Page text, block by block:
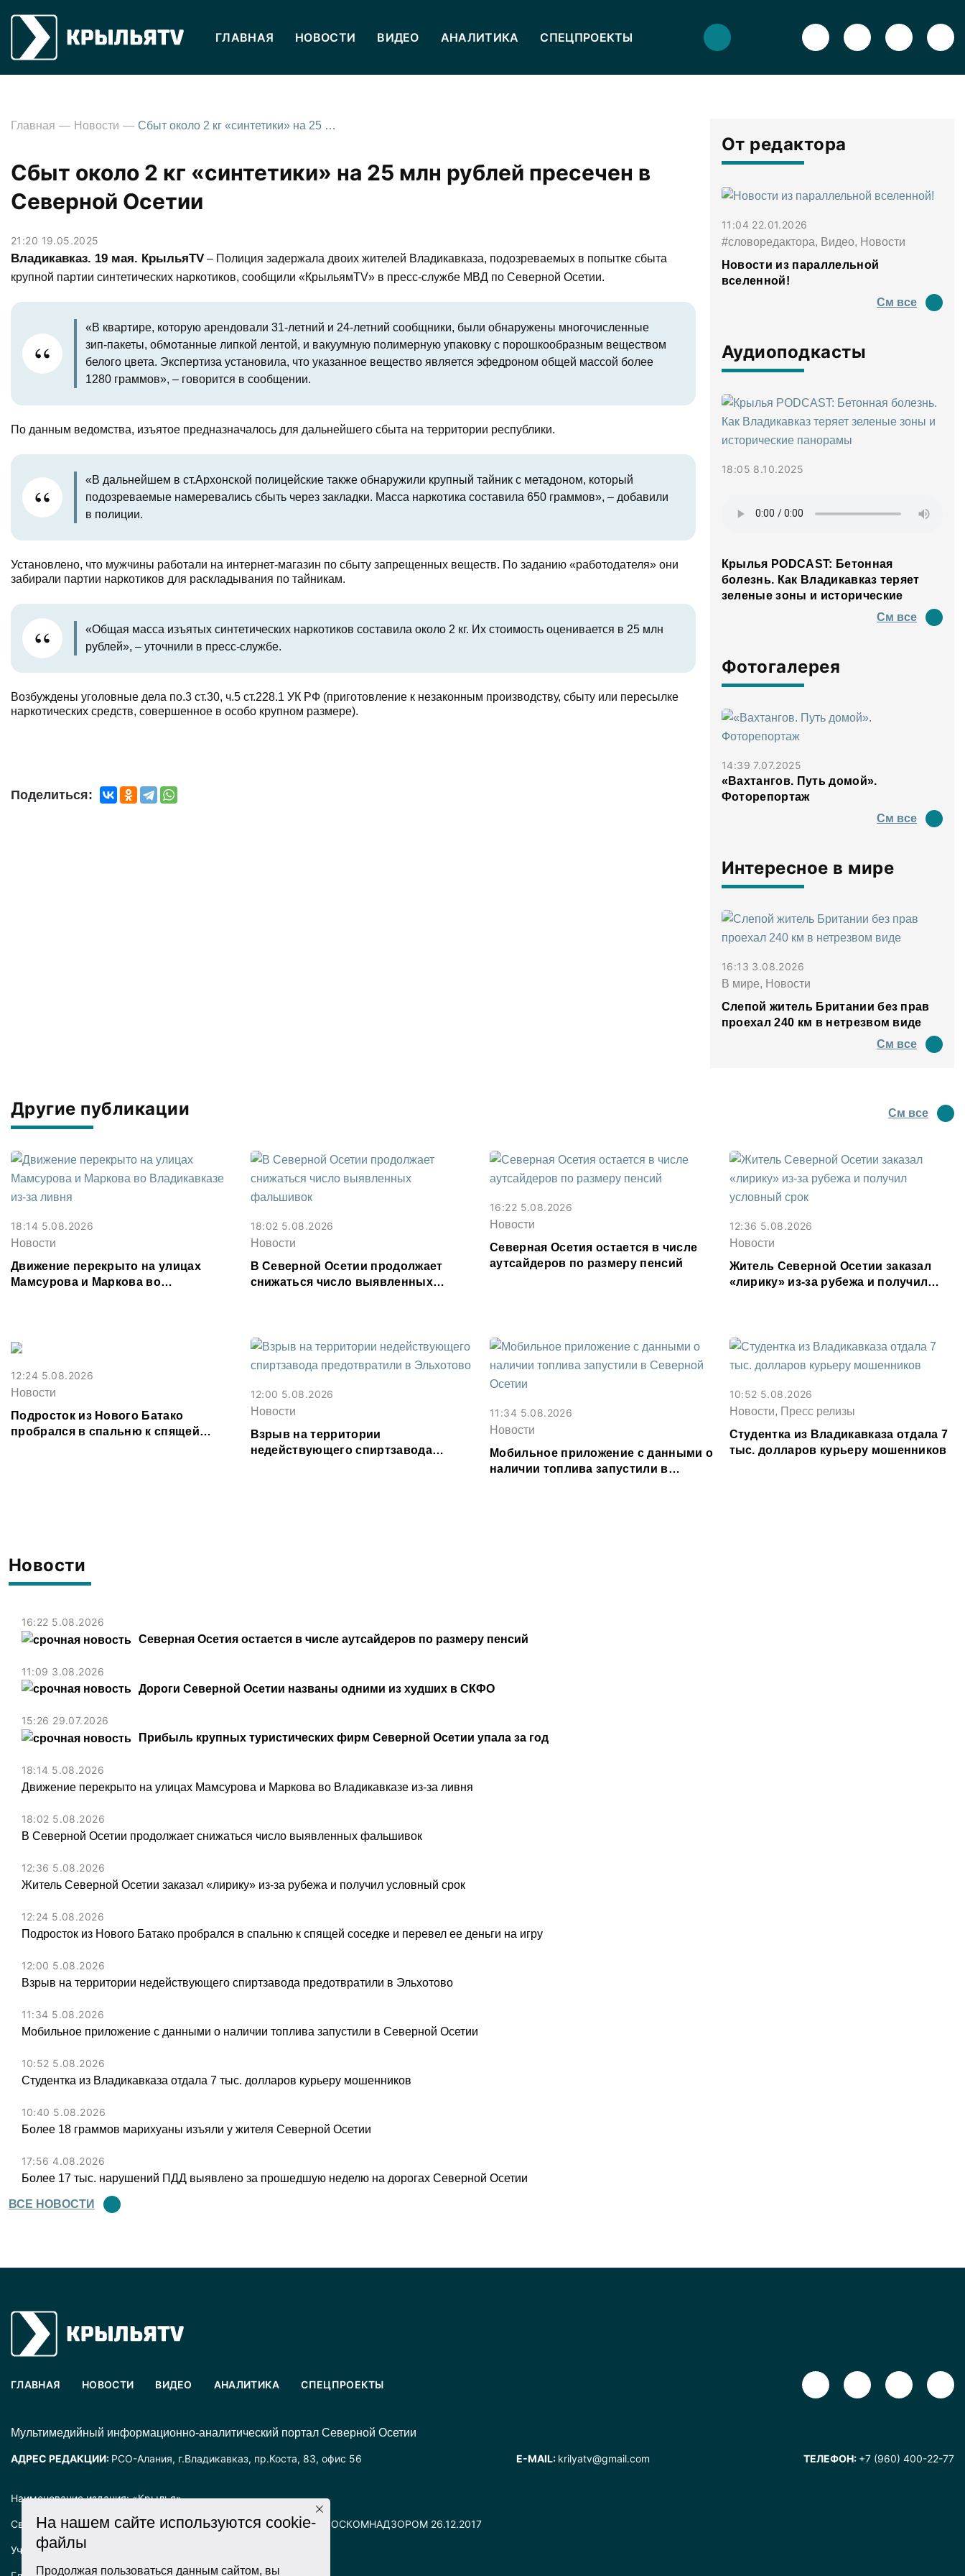
ГЛАВНАЯ НОВОСТИ ВИДЕО АНАЛИТИКА СПЕЦПРОЕКТЫ
Новости
16:22 5.08.2026
Северная Осетия остается в числе аутсайдеров по размеру пенсий
11:09 3.08.2026
Дороги Северной Осетии названы одними из худших в СКФО
15:26 29.07.2026
Прибыль крупных туристических фирм Северной Осетии упала за год
18:14 5.08.2026
Движение перекрыто на улицах Мамсурова и Маркова во Владикавказе из-за ливня
18:02 5.08.2026
В Северной Осетии продолжает снижаться число выявленных фальшивок
12:36 5.08.2026
Житель Северной Осетии заказал «лирику» из-за рубежа и получил условный срок
12:24 5.08.2026
Подросток из Нового Батако пробрался в спальню к спящей соседке и перевел ее деньги на игру
12:00 5.08.2026
Взрыв на территории недействующего спиртзавода предотвратили в Эльхотово
11:34 5.08.2026
Мобильное приложение с данными о наличии топлива запустили в Северной Осетии
10:52 5.08.2026
Студентка из Владикавказа отдала 7 тыс. долларов курьеру мошенников
10:40 5.08.2026
Более 18 граммов марихуаны изъяли у жителя Северной Осетии
17:56 4.08.2026
Более 17 тыс. нарушений ПДД выявлено за прошедшую неделю на дорогах Северной Осетии
ВСЕ НОВОСТИ
Главная Новости Сбыт около 2 кг «синтетики» на 25 млн рублей пресечен в Северной Осетии
Сбыт около 2 кг «синтетики» на 25 млн рублей пресечен в
Северной Осетии
21:20 19.05.2025
Владикавказ. 19 мая. КрыльяTV – Полиция задержала двоих жителей Владикавказа, подозреваемых в попытке сбыта
крупной партии синтетических наркотиков, сообщили «КрыльямTV» в пресс-службе МВД по Северной Осетии.
«В квартире, которую арендовали 31-летний и 24-летний сообщники, были обнаружены многочисленные
зип-пакеты, обмотанные липкой лентой, и вакуумную полимерную упаковку с порошкообразным веществом
белого цвета. Экспертиза установила, что указанное вещество является эфедроном общей массой более
1280 граммов», – говорится в сообщении.
По данным ведомства, изъятое предназначалось для дальнейшего сбыта на территории республики.
«В дальнейшем в ст.Архонской полицейские также обнаружили крупный тайник с метадоном, который
подозреваемые намеревались сбыть через закладки. Масса наркотика составила 650 граммов», – добавили
в полиции.
Установлено, что мужчины работали на интернет-магазин по сбыту запрещенных веществ. По заданию «работодателя» они
забирали партии наркотиков для раскладывания по тайникам.
«Общая масса изъятых синтетических наркотиков составила около 2 кг. Их стоимость оценивается в 25 млн
рублей», – уточнили в пресс-службе.
Возбуждены уголовные дела по.3 ст.30, ч.5 ст.228.1 УК РФ (приготовление к незаконным производству, сбыту или пересылке
наркотических средств, совершенное в особо крупном размере).
Поделиться:
От редактора
11:04 22.01.2026
#словоредактора, Видео, Новости
Новости из параллельной
вселенной!
См все
Аудиоподкасты
18:05 8.10.2025
Крылья PODCAST: Бетонная
болезнь. Как Владикавказ теряет
зеленые зоны и исторические
См все
Фотогалерея
14:39 7.07.2025
«Вахтангов. Путь домой».
Фоторепортаж
См все
Интересное в мире
16:13 3.08.2026
В мире, Новости
Слепой житель Британии без прав
проехал 240 км в нетрезвом виде
См все
Другие публикации См все
18:14 5.08.2026
Новости
Движение перекрыто на улицах
Мамсурова и Маркова во
18:02 5.08.2026
Новости
В Северной Осетии продолжает
снижаться число выявленных
16:22 5.08.2026
Новости
Северная Осетия остается в числе
аутсайдеров по размеру пенсий
12:36 5.08.2026
Новости
Житель Северной Осетии заказал
«лирику» из-за рубежа и получил
12:24 5.08.2026
Новости
Подросток из Нового Батако
пробрался в спальню к спящей
12:00 5.08.2026
Новости
Взрыв на территории
недействующего спиртзавода
11:34 5.08.2026
Новости
Мобильное приложение с данными о
наличии топлива запустили в
10:52 5.08.2026
Новости, Пресс релизы
Студентка из Владикавказа отдала 7
тыс. долларов курьеру мошенников
Наименование издания: «Крылья».
Свидетельство о регистрации СМИ ЭЛ № ФС77-72025 выдано РОСКОМНАДЗОРОМ 26.12.2017
Учредитель: ООО «Крылья».
ГЛАВНАЯ НОВОСТИ ВИДЕО АНАЛИТИКА СПЕЦПРОЕКТЫ
Mультимедийный информационно-аналитический портал Северной Осетии
АДРЕС РЕДАКЦИИ: РСО-Алания, г.Владикавказ, пр.Коста, 83, офис 56 E-MAIL: krilyatv@gmail.com ТЕЛЕФОН: +7 (960) 400-22-77
На нашем сайте используются cookie-
файлы
Продолжая пользоваться данным сайтом, вы